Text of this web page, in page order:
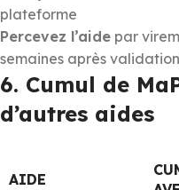
plateforme
Percevez l’aide par
semaines après
6. Cumul de
d’autres aides
AIDE